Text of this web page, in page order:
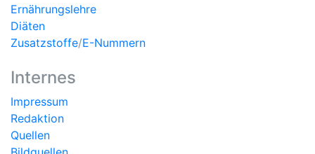
Ernährungslehre
Diäten
Zusatzstoffe/E-Nummern
Internes
Impressum
Redaktion
Quellen